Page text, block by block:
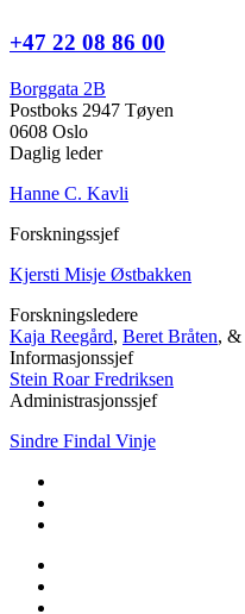
+47 22 08 86 00
Borggata 2B
Postboks 2947 Tøyen
0608 Oslo
Daglig leder
Hanne C. Kavli
Forskningssjef
Kjersti Misje Østbakken
Forskningsledere
Kaja Reegård, Beret Bråten, &
Informasjonssjef
Stein Roar Fredriksen
Administrasjonssjef
Sindre Findal Vinje